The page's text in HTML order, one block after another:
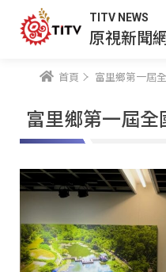
TITV NEWS
原視新聞
首頁 富里鄉第一屆
富里鄉第一屆